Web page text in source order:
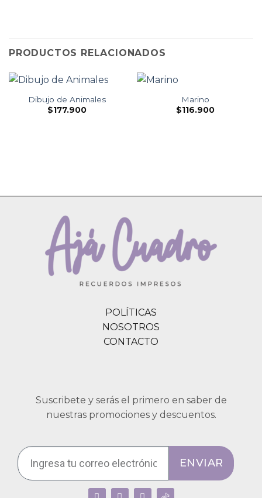
PRODUCTOS RELACIONADOS
Dibujo de Animales
$177.900
Marino
$116.900
POLÍTICAS
NOSOTROS
CONTACTO
Suscribete y serás el primero en saber de
nuestras promociones y descuentos.
ENVIAR